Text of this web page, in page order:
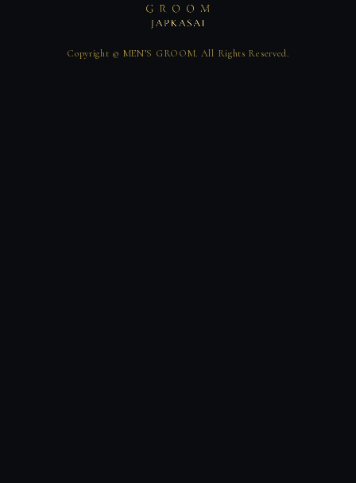
Copyright © MEN’S GROOM. All Rights Reserved.